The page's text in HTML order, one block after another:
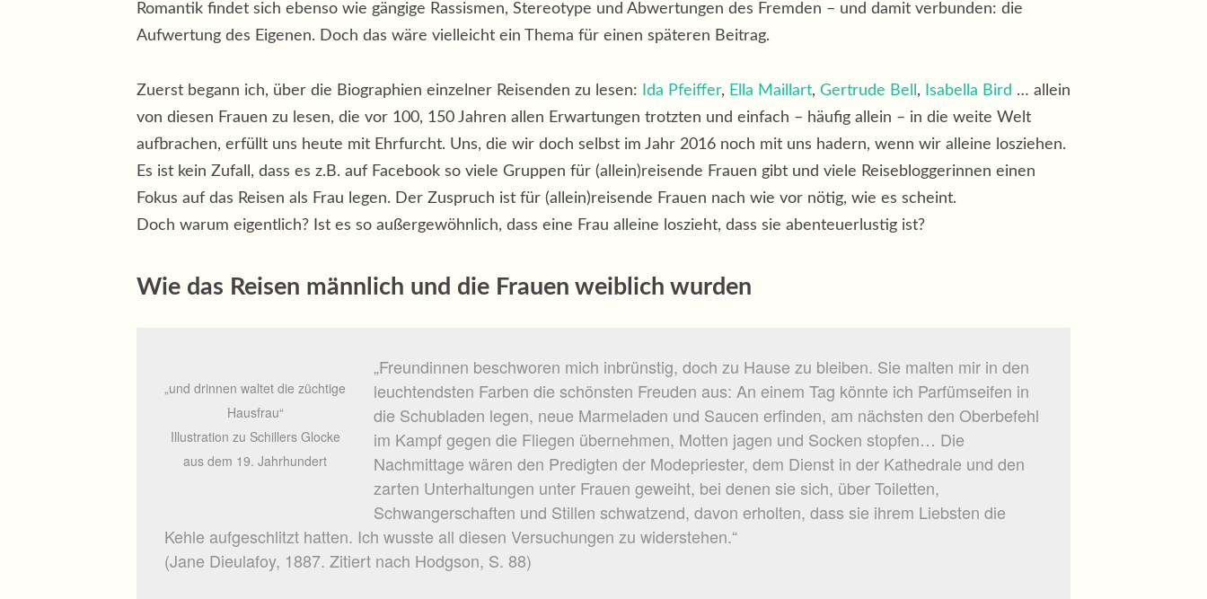
Romantik findet sich ebenso wie gängige Rassismen, Stereotype und Abwertungen des Fremden – und damit verbunden: die
Aufwertung des Eigenen. Doch das wäre vielleicht ein Thema für einen späteren Beitrag.
Zuerst begann ich, über die Biographien einzelner Reisenden zu lesen: Ida Pfeiffer, Ella Maillart, Gertrude Bell , Isabella Bird … allein
von diesen Frauen zu lesen, die vor 100, 150 Jahren allen Erwartungen trotzten und einfach – häufig allein – in die weite Welt
aufbrachen, erfüllt uns heute mit Ehrfurcht. Uns, die wir doch selbst im Jahr 2016 noch mit uns hadern, wenn wir alleine losziehen.
Es ist kein Zufall, dass es z.B. auf Facebook so viele Gruppen für (allein)reisende Frauen gibt und viele Reisebloggerinnen einen
Fokus auf das Reisen als Frau legen. Der Zuspruch ist für (allein)reisende Frauen nach wie vor nötig, wie es scheint.
Doch warum eigentlich? Ist es so außergewöhnlich, dass eine Frau alleine loszieht, dass sie abenteuerlustig ist?
Wie das Reisen männlich und die Frauen weiblich wurden
„und drinnen waltet die züchtige
Hausfrau“
Illustration zu Schillers Glocke
aus dem 19. Jahrhundert
„Freundinnen beschworen mich inbrünstig, doch zu Hause zu bleiben. Sie malten mir in den
leuchtendsten Farben die schönsten Freuden aus: An einem Tag könnte ich Parfümseifen in
die Schubladen legen, neue Marmeladen und Saucen erfinden, am nächsten den Oberbefehl
im Kampf gegen die Fliegen übernehmen, Motten jagen und Socken stopfen… Die
Nachmittage wären den Predigten der Modepriester, dem Dienst in der Kathedrale und den
zarten Unterhaltungen unter Frauen geweiht, bei denen sie sich, über Toiletten,
Schwangerschaften und Stillen schwatzend, davon erholten, dass sie ihrem Liebsten die
Kehle aufgeschlitzt hatten. Ich wusste all diesen Versuchungen zu widerstehen.“
(Jane Dieulafoy, 1887. Zitiert nach Hodgson, S. 88)